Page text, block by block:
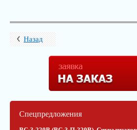
Назад
Спецпредложения